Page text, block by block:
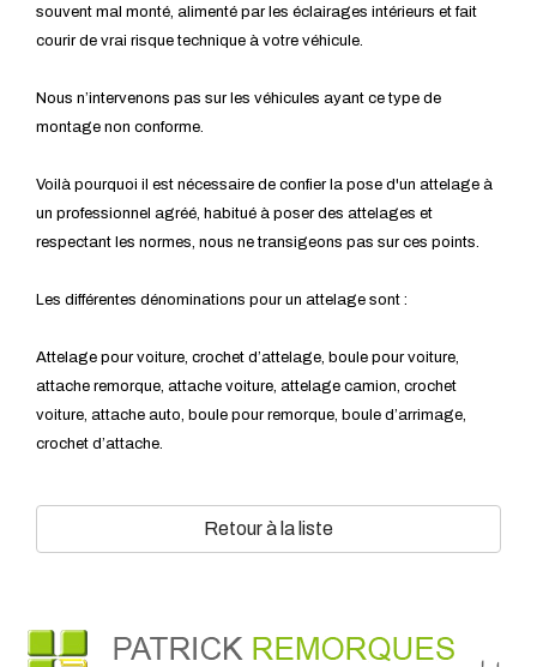
souvent mal monté, alimenté par les éclairages intérieurs et fait
courir de vrai risque technique à votre véhicule.
Nous n’intervenons pas sur les véhicules ayant ce type de
montage non conforme.
Voilà pourquoi il est nécessaire de confier la pose d'un attelage à
un professionnel agréé, habitué à poser des attelages et
respectant les normes, nous ne transigeons pas sur ces points.
Les différentes dénominations pour un attelage sont :
Attelage pour voiture, crochet d’attelage, boule pour voiture,
attache remorque, attache voiture, attelage camion, crochet
voiture, attache auto, boule pour remorque, boule d’arrimage,
crochet d’attache.
Retour à la liste